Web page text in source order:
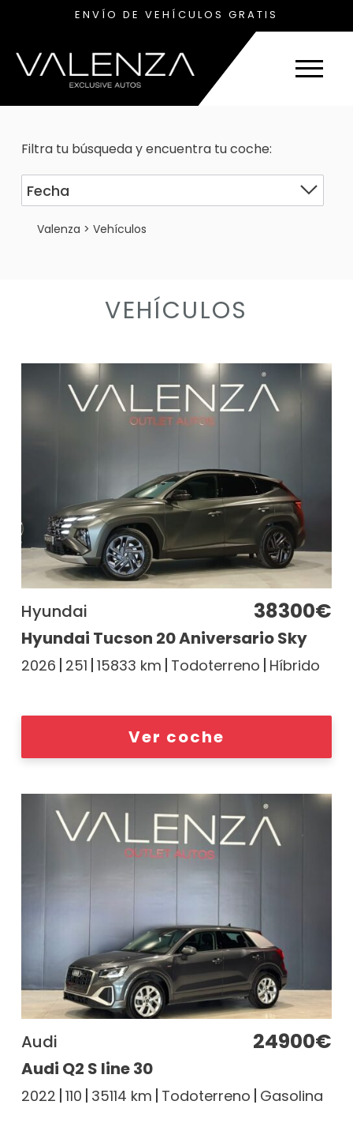
ENVÍO DE VEHÍCULOS GRATIS
Filtra tu búsqueda y encuentra tu coche:
Valenza > Vehículos
VEHÍCULOS
Hyundai 38300€
Hyundai Tucson 20 Aniversario Sky
2026 251 15833 km Todoterreno Híbrido
Ver coche
Audi 24900€
Audi Q2 S line 30
2022 110 35114 km Todoterreno Gasolina